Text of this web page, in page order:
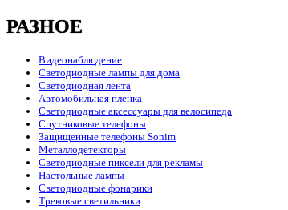
РАЗНОЕ
Видеонаблюдение
Светодиодные лампы для дома
Светодиодная лента
Автомобильная пленка
Светодиодные аксессуары для велосипеда
Спутниковые телефоны
Защищенные телефоны Sonim
Металлодетекторы
Светодиодные пиксели для рекламы
Настольные лампы
Светодиодные фонарики
Трековые светильники